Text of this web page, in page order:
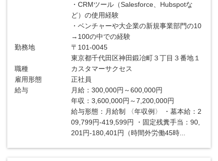
・CRMツール（Salesforce、Hubspotな
ど）の使用経験
・ベンチャーや大企業の新規事業部門の10
→100の中での経験
勤務地
〒101-0045
東京都千代田区神田鍛冶町３丁目３番地１
職種
カスタマーサクセス
雇用形態
正社員
給与
月給：300,000円～600,000円
年収：3,600,000円～7,200,000円
給与形態：月給制 〈年収例〉 ・墓本給：2
09,799円-419,599円 ・固定残糞手当：90,
201円-180,401円（時間外労働45時...